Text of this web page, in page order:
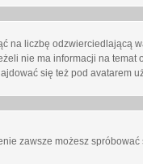
na liczbę odzwierciedlającą
nie ma informacji na temat
się też pod avatarem
zawsze możesz